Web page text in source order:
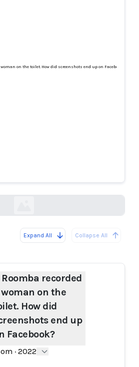
woman on the toilet. How did screenshots end up on Facebook?
Expand All Collapse All
Roomba recorded
on the
How did
end up
Facebook?
· 2022